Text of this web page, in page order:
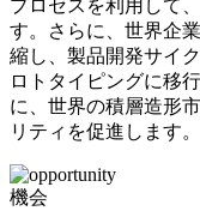
プロセスを利用して
す。さらに、世界企
縮し、製品開発サイ
ロトタイピングに移
に、世界の積層造形
リティを促進します。
機会